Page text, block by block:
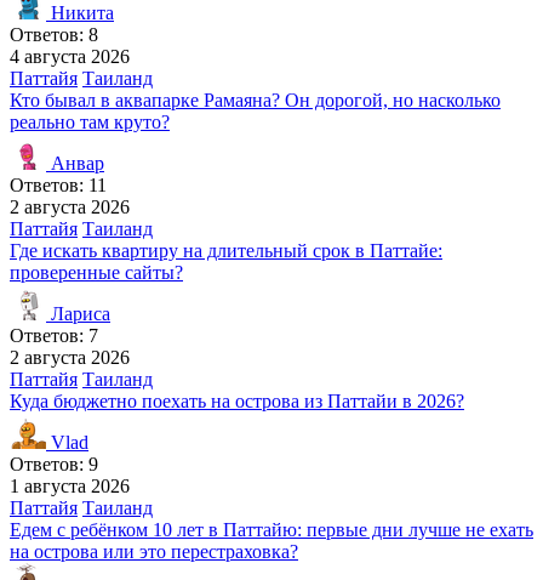
Никита
Ответов: 8
4 августа 2026
Паттайя Таиланд
Кто бывал в аквапарке Рамаяна? Он дорогой, но насколько
реально там круто?
Анвар
Ответов: 11
2 августа 2026
Паттайя Таиланд
Где искать квартиру на длительный срок в Паттайе:
проверенные сайты?
Лариса
Ответов: 7
2 августа 2026
Паттайя Таиланд
Куда бюджетно поехать на острова из Паттайи в 2026?
Vlad
Ответов: 9
1 августа 2026
Паттайя Таиланд
Едем с ребёнком 10 лет в Паттайю: первые дни лучше не ехать
на острова или это перестраховка?